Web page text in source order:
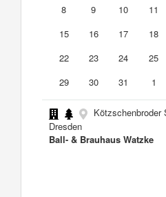
8
9 10 11
15
16 17 18
22
23 24 25
29
30 31 1
Kötzschenbroder
Dresden
Ball- & Brauhaus Watzke